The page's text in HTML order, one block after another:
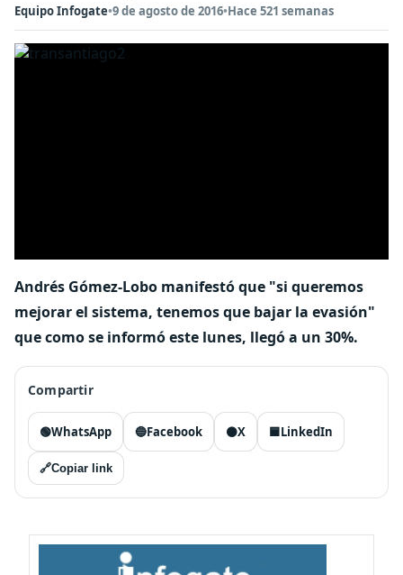
Equipo Infogate•9 de agosto de 2016•Hace 521 semanas
Andrés Gómez-Lobo manifestó que "si queremos
mejorar el sistema, tenemos que bajar la evasión"
que como se informó este lunes, llegó a un 30%.
Compartir
🟢WhatsApp 🔵Facebook ⚫X 🟦LinkedIn
🔗Copiar link